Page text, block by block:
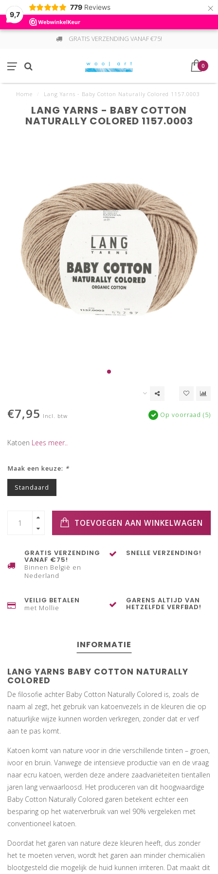
9,7
779 Reviews ×
GRATIS VERZENDING VANAF €75!
0
Home Lang Yarns - Baby Cotton Naturally Colored 1157.0003
LANG YARNS - BABY COTTON
NATURALLY COLORED 1157.0003
€7,95 Incl. btw Op voorraad (5)
Katoen Lees meer..
Maak een keuze: *
Standaard
TOEVOEGEN AAN WINKELWAGEN
GRATIS VERZENDING
VANAF €75!
Binnen België en
Nederland
SNELLE VERZENDING!
VEILIG BETALEN
met Mollie
GARENS ALTIJD VAN
HETZELFDE VERFBAD!
INFORMATIE
LANG YARNS BABY COTTON NATURALLY
COLORED
De filosofie achter Baby Cotton Naturally Colored is, zoals de
naam al zegt, het gebruik van katoenvezels in de kleuren die op
natuurlijke wijze kunnen worden verkregen, zonder dat er verf
aan te pas komt.
Katoen komt van nature voor in drie verschillende tinten – groen,
ivoor en bruin. Vanwege de intensieve productie van en de vraag
naar ecru katoen, werden deze andere zaadvariëteiten tientallen
jaren lang verwaarloosd. Het produceren van dit hoogwaardige
Baby Cotton Naturally Colored garen betekent echter een
besparing op het waterverbruik van wel 90% vergeleken met
conventioneel katoen.
Doordat het garen van nature deze kleuren heeft, dus zonder
het te moeten verven, wordt het garen aan minder chemicaliën
blootgesteld die mogelijk de huid kunnen irriteren. Dat maakt dit